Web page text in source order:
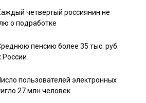
четвертый россиянин не
о подработке
пенсию более 35 тыс. руб.
России
пользователей электронных
27 млн человек